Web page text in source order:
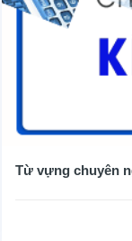
Từ vựng chuyên